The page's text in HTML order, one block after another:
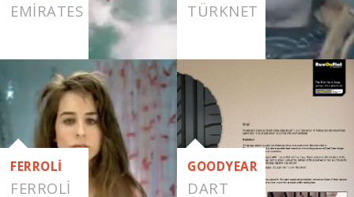
EMIRATES TÜRKNET
FERROLİ
FERROLI
GOODYEAR
DART